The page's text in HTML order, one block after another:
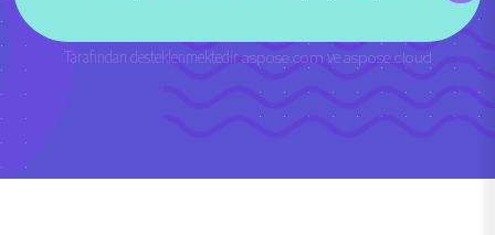
Tarafından desteklenmektediraspose.com veaspose.cloud